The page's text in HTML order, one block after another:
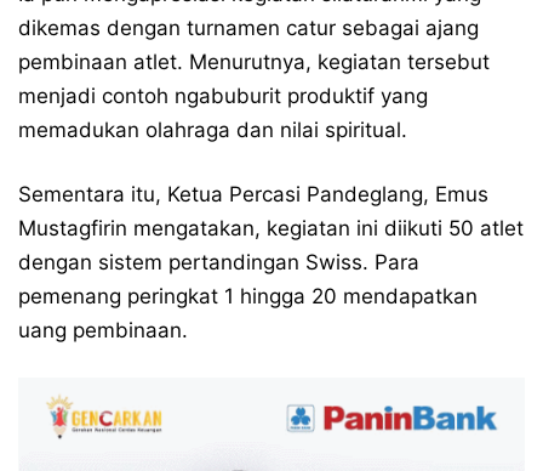
dikemas dengan turnamen catur sebagai ajang
pembinaan atlet. Menurutnya, kegiatan tersebut
menjadi contoh ngabuburit produktif yang
memadukan olahraga dan nilai spiritual.
Sementara itu, Ketua Percasi Pandeglang, Emus
Mustagfirin mengatakan, kegiatan ini diikuti 50 atlet
dengan sistem pertandingan Swiss. Para
pemenang peringkat 1 hingga 20 mendapatkan
uang pembinaan.